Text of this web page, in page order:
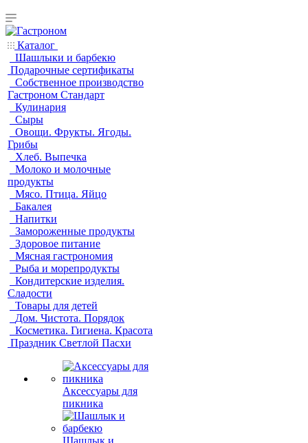
Каталог
Шашлыки и барбекю
Подарочные сертификаты
Собственное производство
Гастроном Стандарт
Кулинария
Сыры
Овощи. Фрукты. Ягоды.
Грибы
Хлеб. Выпечка
Молоко и молочные
продукты
Мясо. Птица. Яйцо
Бакалея
Напитки
Замороженные продукты
Здоровое питание
Мясная гастрономия
Рыба и морепродукты
Кондитерские изделия.
Сладости
Товары для детей
Дом. Чистота. Порядок
Косметика. Гигиена. Красота
Праздник Светлой Пасхи
Аксессуары для
пикника
Шашлык и